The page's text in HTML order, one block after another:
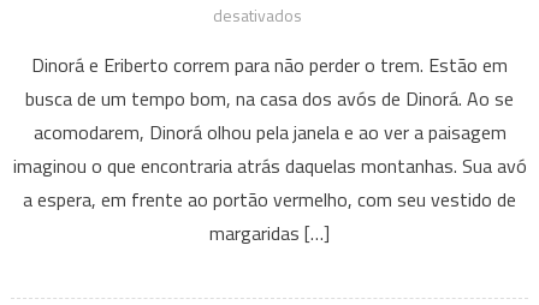
desativados
A
partir
de
uma
estação
Dinorá e Eriberto correm para não perder o trem. Estão em
busca de um tempo bom, na casa dos avós de Dinorá. Ao se
acomodarem, Dinorá olhou pela janela e ao ver a paisagem
imaginou o que encontraria atrás daquelas montanhas. Sua avó
a espera, em frente ao portão vermelho, com seu vestido de
margaridas […]